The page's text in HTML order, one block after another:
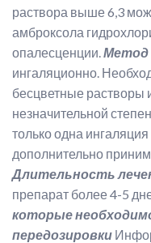
раствора выше 6,3
амброксола
опалесценции.Метод
ингаляционно.
бесцветные растворы
незначительной
только одна
дополнительно
Длительность
препарат более 4-5
которые
передозировки